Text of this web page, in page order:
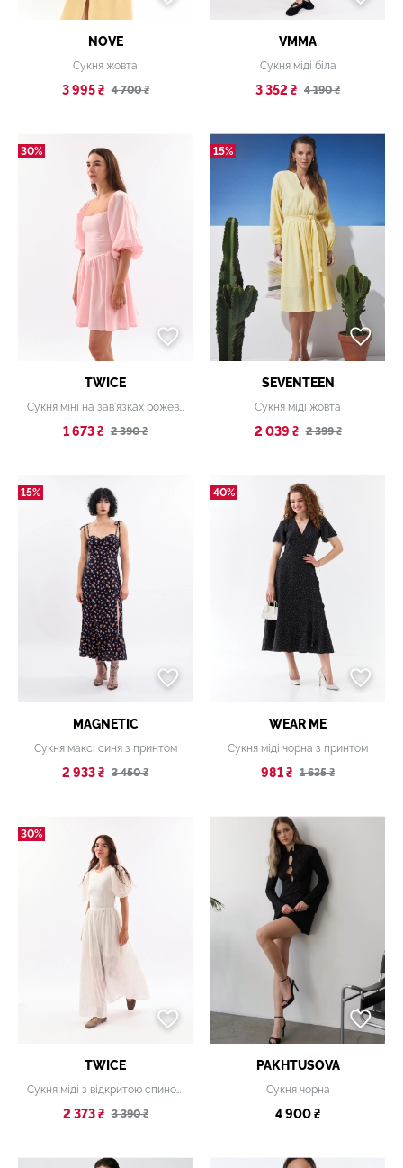
NOVE
Сукня жовта
3 995 ₴ 4 700 ₴
VMMA
Сукня міді біла
3 352 ₴ 4 190 ₴
30%
TWICE
Сукня міні на зав'язках рожева
1 673 ₴ 2 390 ₴
15%
SEVENTEEN
Сукня міді жовта
2 039 ₴ 2 399 ₴
15%
MAGNETIC
Сукня максі синя з принтом
2 933 ₴ 3 450 ₴
40%
WEAR ME
Сукня міді чорна з принтом
981 ₴ 1 635 ₴
30%
TWICE
Сукня міді з відкритою спиною та вишивкою
2 373 ₴ 3 390 ₴
PAKHTUSOVA
Сукня чорна
4 900 ₴